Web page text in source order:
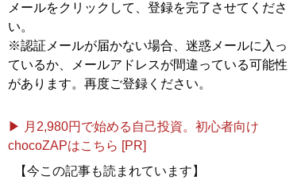
メールをクリックして、登録を完了させてくださ
い。
※認証メールが届かない場合、迷惑メールに入っ
ているか、メールアドレスが間違っている可能性
があります。再度ご登録ください。
▶ 月2,980円で始める自己投資。初心者向け
chocoZAPはこちら [PR]
【今この記事も読まれています】